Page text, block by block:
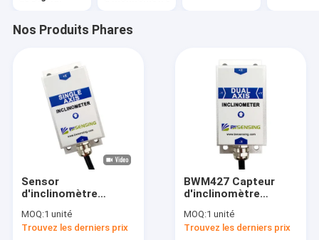
Nos Produits Phares
Sensor
d'inclinomètre
unique
MOQ:1 unité
Trouvez les derniers prix
BWM427 Capteur
d'inclinomètre
MOQ:1 unité
Trouvez les derniers prix